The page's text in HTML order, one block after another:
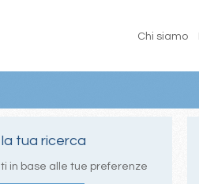
Chi siamo
tua ricerca
in base alle tue preferenze